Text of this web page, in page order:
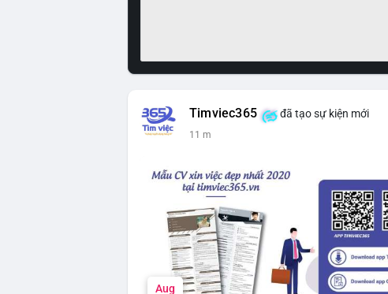
Timviec365 đã tạo sự kiện mới
11 m
Aug